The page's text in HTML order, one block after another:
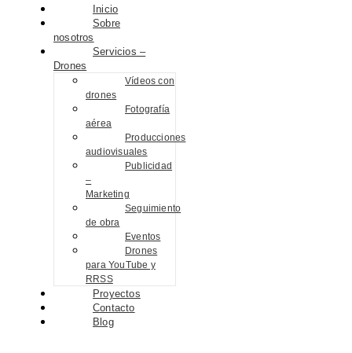
Inicio
Sobre
nosotros
Servicios –
Drones
Vídeos con
drones
Fotografía
aérea
Producciones
audiovisuales
Publicidad
–
Marketing
Seguimiento
de obra
Eventos
Drones
para YouTube y
RRSS
Proyectos
Contacto
Blog